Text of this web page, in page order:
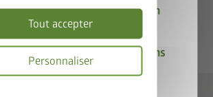
Tout accepter
Personnaliser
Panoramaaccepter lesDispositions en
de confidentialité
présente, j'accepte les
conditions
au concours.